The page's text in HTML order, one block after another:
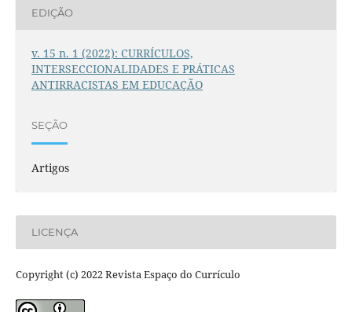
EDIÇÃO
v. 15 n. 1 (2022): CURRÍCULOS,
INTERSECCIONALIDADES E PRÁTICAS
ANTIRRACISTAS EM EDUCAÇÃO
SEÇÃO
Artigos
LICENÇA
Copyright (c) 2022 Revista Espaço do Currículo